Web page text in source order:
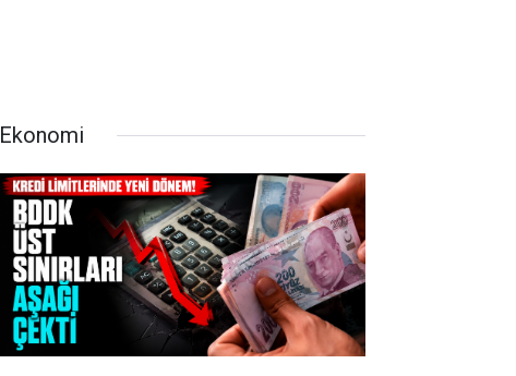
Ekonomi